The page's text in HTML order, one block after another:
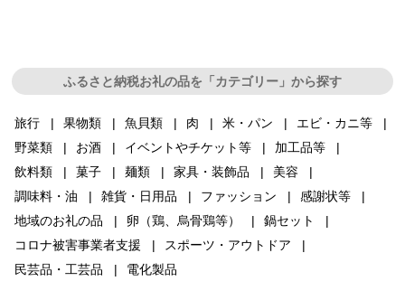
ふるさと納税お礼の品を「カテゴリー」から探す
旅行 果物類 魚貝類 肉 米・パン
エビ・カニ等
野菜類
お酒 イベントやチケット等
加工品等
飲料類
菓子 麺類 家具・装飾品
美容
調味料・油
雑貨・日用品 ファッション
感謝状等
地域のお礼の品
卵（鶏、烏骨鶏等）
鍋セット
コロナ被害事業者支援
スポーツ・アウトドア
民芸品・工芸品
電化製品